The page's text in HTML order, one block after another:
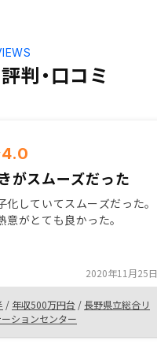
判・口コミ
4.0
がスムーズだった
化していてスムーズだった。
意がとても良かった。
2020年11月25日
/ 年収500万円台 / 長野県立総合リ
ションセンター